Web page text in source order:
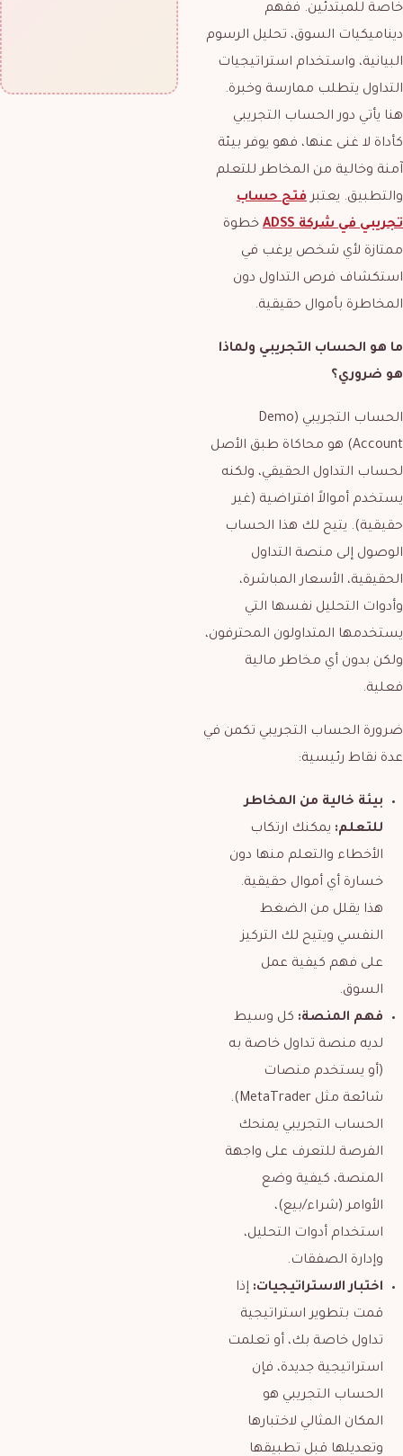
خاصة للمبتدئين. ففهم
ديناميكيات السوق، تحليل الرسوم
البيانية، واستخدام استراتيجيات
التداول يتطلب ممارسة وخبرة.
هنا يأتي دور الحساب التجريبي
كأداة لا غنى عنها، فهو يوفر بيئة
آمنة وخالية من المخاطر للتعلم
والتطبيق. يعتبرفتح حساب
تجريبي في شركةADSS خطوة
ممتازة لأي شخص يرغب في
استكشاف فرص التداول دون
المخاطرة بأموال حقيقية.
ما هو الحساب التجريبي ولماذا
هو ضروري؟
الحساب التجريبي (Demo
Account) هو محاكاة طبق الأصل
لحساب التداول الحقيقي، ولكنه
يستخدم أموالاً افتراضية (غير
حقيقية). يتيح لك هذا الحساب
الوصول إلى منصة التداول
الحقيقية، الأسعار المباشرة،
وأدوات التحليل نفسها التي
يستخدمها المتداولون المحترفون،
ولكن بدون أي مخاطر مالية
فعلية.
ضرورة الحساب التجريبي تكمن في
عدة نقاط رئيسية:
بيئة خالية من المخاطر
للتعلم: يمكنك ارتكاب
الأخطاء والتعلم منها دون
خسارة أي أموال حقيقية.
هذا يقلل من الضغط
النفسي ويتيح لك التركيز
على فهم كيفية عمل
السوق.
فهم المنصة: كل وسيط
لديه منصة تداول خاصة به
(أو يستخدم منصات
شائعة مثل MetaTrader).
الحساب التجريبي يمنحك
الفرصة للتعرف على واجهة
المنصة، كيفية وضع
الأوامر (شراء/بيع)،
استخدام أدوات التحليل،
وإدارة الصفقات.
اختبار الاستراتيجيات: إذا
قمت بتطوير استراتيجية
تداول خاصة بك، أو تعلمت
استراتيجية جديدة، فإن
الحساب التجريبي هو
المكان المثالي لاختبارها
وتعديلها قبل تطبيقها